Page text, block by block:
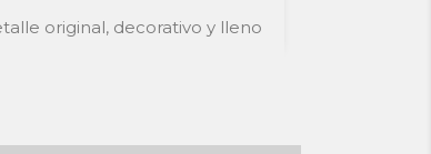
original, decorativo y lleno